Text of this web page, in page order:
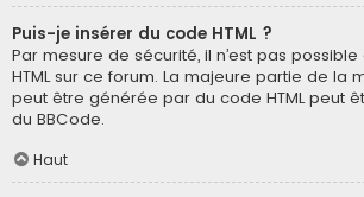
Puis-je insérer du code HTML ?
Par mesure de sécurité, il n’est pas
HTML sur ce forum. La majeure partie de la
peut être générée par du code HTML peut
du BBCode.
Haut